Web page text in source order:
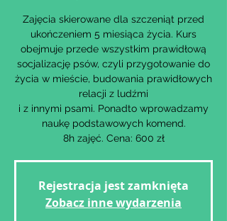
Zajęcia skierowane dla szczeniąt przed
ukończeniem 5 miesiąca życia. Kurs
obejmuje przede wszystkim prawidłową
socjalizację psów, czyli przygotowanie do
życia w mieście, budowania prawidłowych
relacji z ludźmi
i z innymi psami. Ponadto wprowadzamy
naukę podstawowych komend.
8h zajęć. Cena: 600 zł
Rejestracja jest zamknięta
Zobacz inne wydarzenia